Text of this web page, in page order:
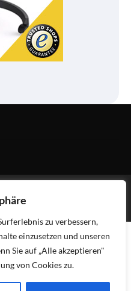
zu verbessern,
einzusetzen und unseren
Sie auf „Alle akzeptieren"
von Cookies zu.